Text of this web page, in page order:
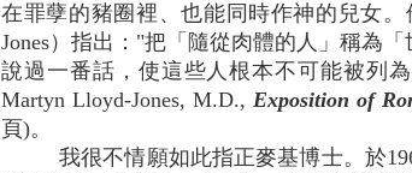
在罪孽的豬圈裡、也能同時作神的兒女
Jones）指出："把「隨從肉體的人」稱為
說過一番話，使這些人根本不可能被列
Martyn Lloyd-Jones, M.D., Exposition of
頁)。
我很不情願如此指正麥基博士。於